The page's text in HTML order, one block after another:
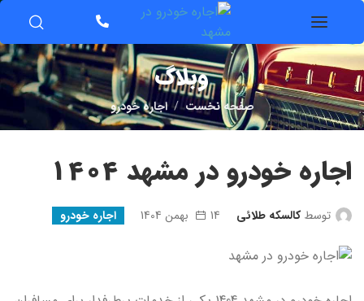
وبلاگ
صفحه نخست اجاره خودرو
اجاره خودرو در مشهد 1404
توسط کالسکه طلائی 14 بهمن 1404 اجاره خودرو